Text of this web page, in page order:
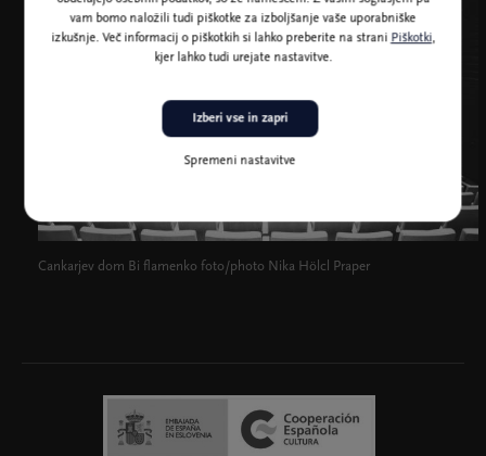
Cankarjev dom Bi flamenko foto/photo Nika Hölcl Praper
vam bomo naložili tudi piškotke za izboljšanje vaše uporabniške
izkušnje. Več informacij o piškotkih si lahko preberite na strani Piškotki,
kjer lahko tudi urejate nastavitve.
Spremeni nastavitve
Izberi vse in zapri